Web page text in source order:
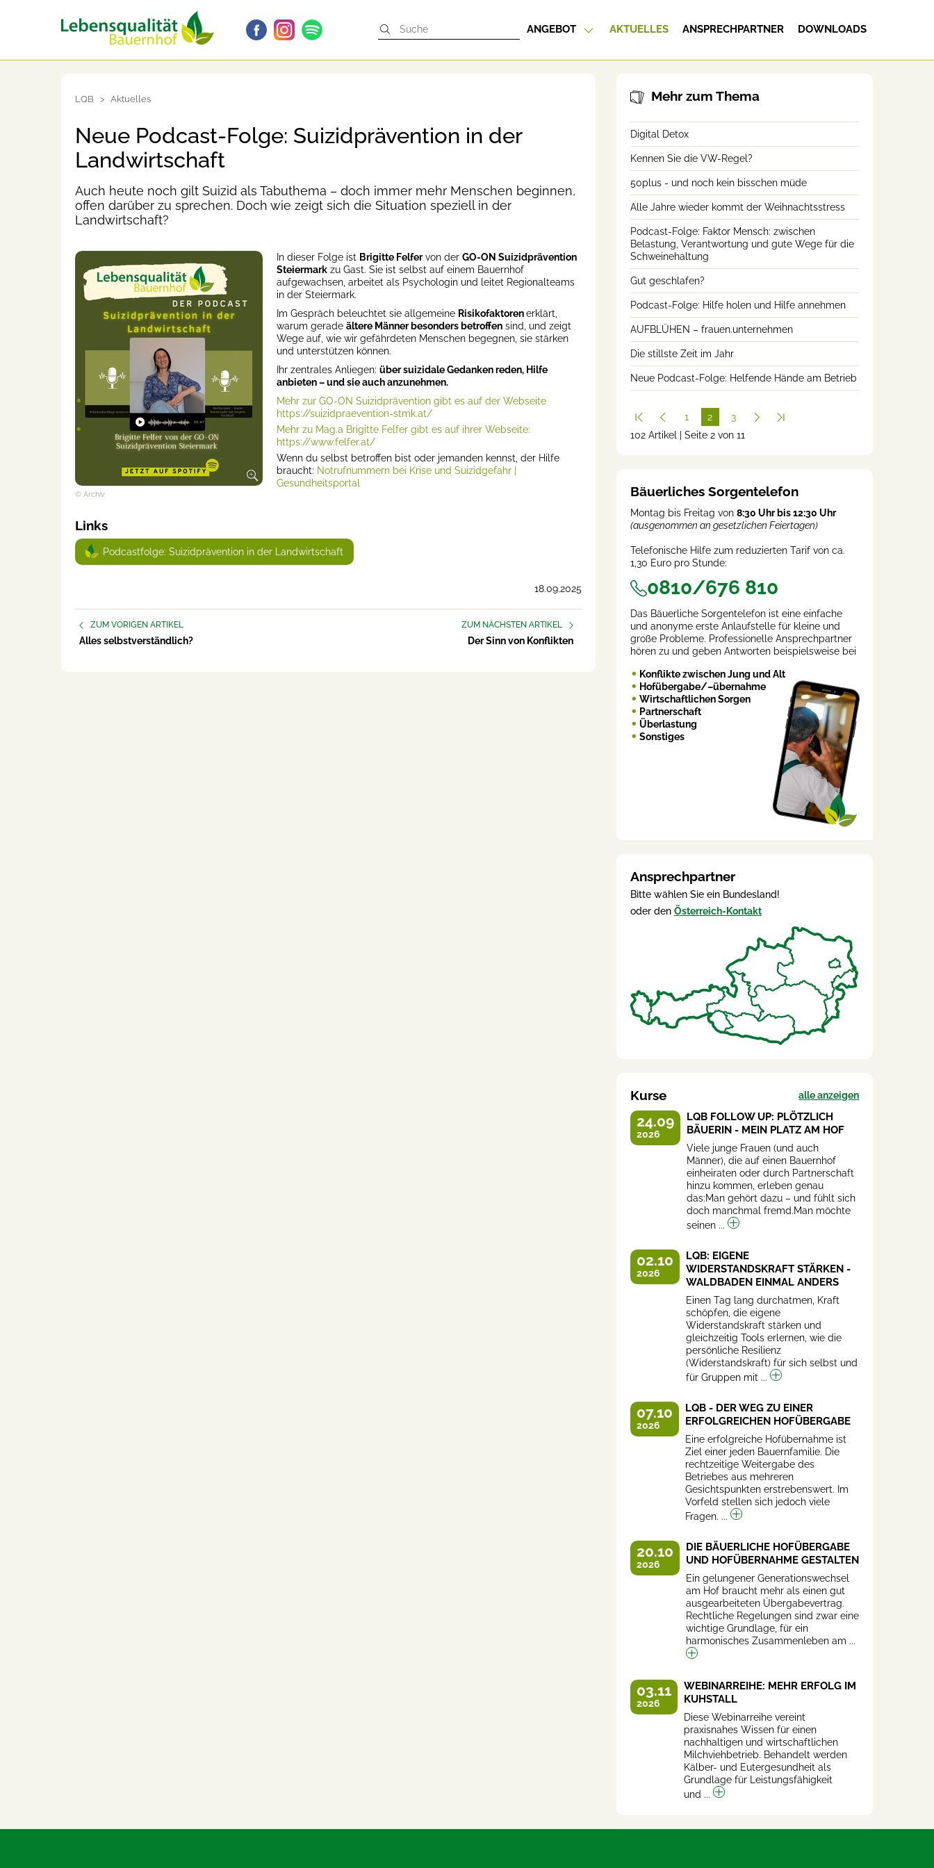
ANGEBOT AKTUELLES ANSPRECHPARTNER DOWNLOADS
LQB Aktuelles
Neue Podcast-Folge: Suizidprävention in der
Landwirtschaft
Auch heute noch gilt Suizid als Tabuthema – doch immer mehr Menschen beginnen,
offen darüber zu sprechen. Doch wie zeigt sich die Situation speziell in der
Landwirtschaft?
© Archiv
In dieser Folge ist Brigitte Felfervon der GO-ON Suizidprävention
Steiermarkzu Gast. Sie ist selbst auf einem Bauernhof
aufgewachsen, arbeitet als Psychologin und leitet Regionalteams
in der Steiermark.
Im Gespräch beleuchtet sie allgemeine Risikofaktorenerklärt,
warum gerade ältere Männer besonders betroffensind, und zeigt
Wege auf, wie wir gefährdeten Menschen begegnen, sie stärken
und unterstützen können.
Ihr zentrales Anliegen: über suizidale Gedanken reden, Hilfe
anbieten – und sie auch anzunehmen.
⁠Mehr zur GO-ON Suizidprävention gibt es auf der Webseite
https://suizidpraevention-stmk.at/⁠
⁠Mehr zu Mag.a Brigitte Felfer gibt es auf ihrer Webseite:
https://www.felfer.at/⁠
Wenn du selbst betroffen bist oder jemanden kennst, der Hilfe
braucht: Notrufnummern bei Krise und Suizidgefahr |
Gesundheitsportal
Links
Podcastfolge: Suizidprävention in der Landwirtschaft
18.09.2025
ZUM VORIGEN ARTIKEL
Alles selbstverständlich?
ZUM NÄCHSTEN ARTIKEL
Der Sinn von Konflikten
Mehr zum Thema
Digital Detox
Kennen Sie die VW-Regel?
50plus - und noch kein bisschen müde
Alle Jahre wieder kommt der Weihnachtsstress
Podcast-Folge: Faktor Mensch: zwischen
Belastung, Verantwortung und gute Wege für die
Schweinehaltung
Gut geschlafen?
Podcast-Folge: Hilfe holen und Hilfe annehmen
AUFBLÜHEN – frauen.unternehmen
Die stillste Zeit im Jahr
Neue Podcast-Folge: Helfende Hände am Betrieb
1
2
(cur
3
102 Artikel | Seite 2 von 11
Bäuerliches Sorgentelefon
Montag bis Freitag von 8:30 Uhr bis 12:30 Uhr
(ausgenommen an gesetzlichen Feiertagen)
Telefonische Hilfe zum reduzierten Tarif von ca.
1,30 Euro pro Stunde:
0810/676 810
Das Bäuerliche Sorgentelefon ist eine einfache
und anonyme erste Anlaufstelle für kleine und
große Probleme. Professionelle Ansprechpartner
hören zu und geben Antworten beispielsweise bei
Konflikte zwischen Jung und Alt
Hofübergabe/–übernahme
Wirtschaftlichen Sorgen
Partnerschaft
Überlastung
Sonstiges
Ansprechpartner
Bitte wählen Sie ein Bundesland!
oder den Österreich-Kontakt
Kurse alle anzeigen
24.09
2026
LQB FOLLOW UP: PLÖTZLICH
BÄUERIN - MEIN PLATZ AM HOF
Viele junge Frauen (und auch
Männer), die auf einen Bauernhof
einheiraten oder durch Partnerschaft
hinzu kommen, erleben genau
das:Man gehört dazu – und fühlt sich
doch manchmal fremd.Man möchte
seinen ...
02.10
2026
LQB: EIGENE
WIDERSTANDSKRAFT STÄRKEN -
WALDBADEN EINMAL ANDERS
Einen Tag lang durchatmen, Kraft
schöpfen, die eigene
Widerstandskraft stärken und
gleichzeitig Tools erlernen, wie die
persönliche Resilienz
(Widerstandskraft) für sich selbst und
für Gruppen mit ...
07.10
2026
LQB - DER WEG ZU EINER
ERFOLGREICHEN HOFÜBERGABE
Eine erfolgreiche Hofübernahme ist
Ziel einer jeden Bauernfamilie. Die
rechtzeitige Weitergabe des
Betriebes aus mehreren
Gesichtspunkten erstrebenswert. Im
Vorfeld stellen sich jedoch viele
Fragen. ...
20.10
2026
DIE BÄUERLICHE HOFÜBERGABE
UND HOFÜBERNAHME GESTALTEN
Ein gelungener Generationswechsel
am Hof braucht mehr als einen gut
ausgearbeiteten Übergabevertrag.
Rechtliche Regelungen sind zwar eine
wichtige Grundlage, für ein
harmonisches Zusammenleben am ...
03.11
2026
WEBINARREIHE: MEHR ERFOLG IM
KUHSTALL
Diese Webinarreihe vereint
praxisnahes Wissen für einen
nachhaltigen und wirtschaftlichen
Milchviehbetrieb. Behandelt werden
Kälber- und Eutergesundheit als
Grundlage für Leistungsfähigkeit
und ...